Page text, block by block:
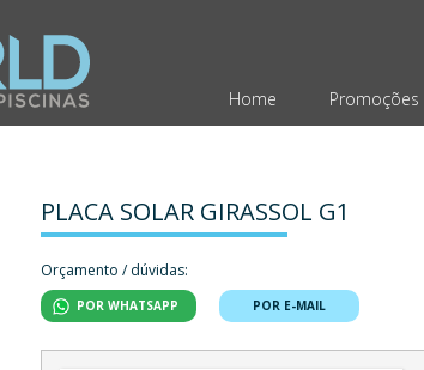
Home Promoções
PLACA SOLAR GIRASSOL G1
Orçamento / dúvidas:
POR WHATSAPP POR E-MAIL